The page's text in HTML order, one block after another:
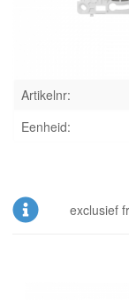
Artikelnr:
Eenheid:
exclusief